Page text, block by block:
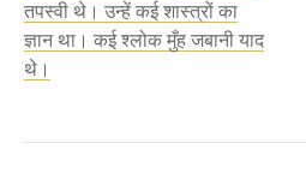
तपस्वी थे। उन्हें कई शास्त्रों का
ज्ञान था। कई श्लोक मुँह जबानी याद
थे।